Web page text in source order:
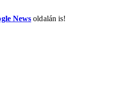
News oldalán is!